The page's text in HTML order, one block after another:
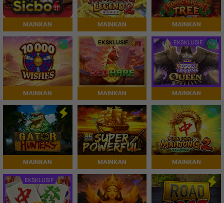
MAINKAN MAINKAN MAINKAN
MAINKAN
EKSKLUSIF
MAINKAN
EKSKLUSIF
MAINKAN
MAINKAN MAINKAN MAINKAN
EKSKLUSIF